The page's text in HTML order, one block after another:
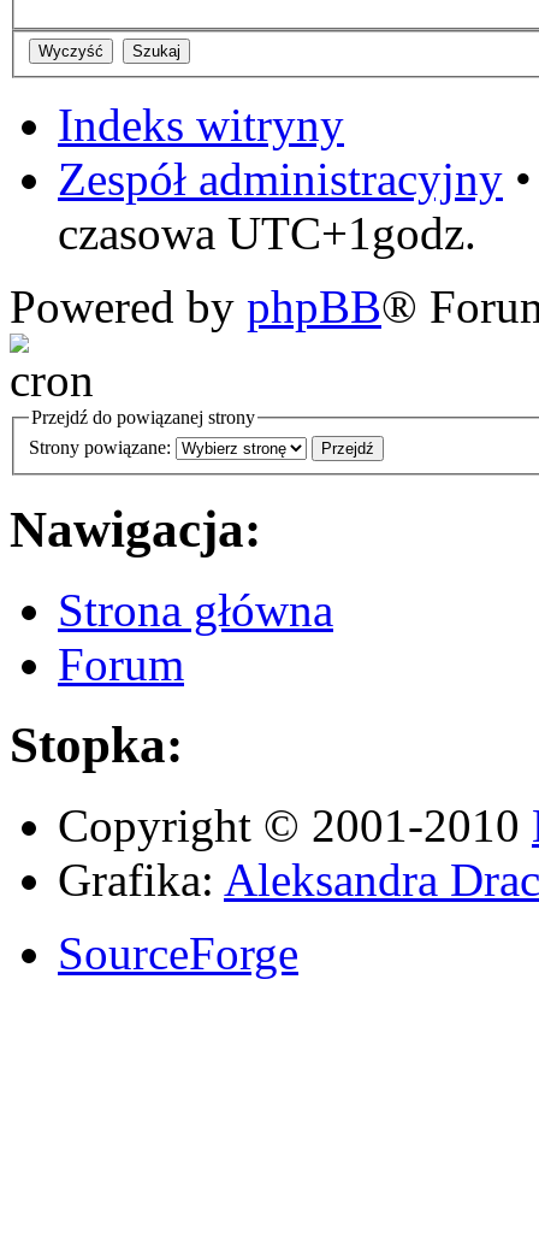
Indeks witryny
Zespół administracyjny
czasowa UTC+1godz.
Powered by phpBB®
Przejdź do powiązanej strony
Strony powiązane:
Nawigacja:
Strona główna
Forum
Stopka:
Copyright © 2001-2010
Grafika: Aleksandra
SourceForge